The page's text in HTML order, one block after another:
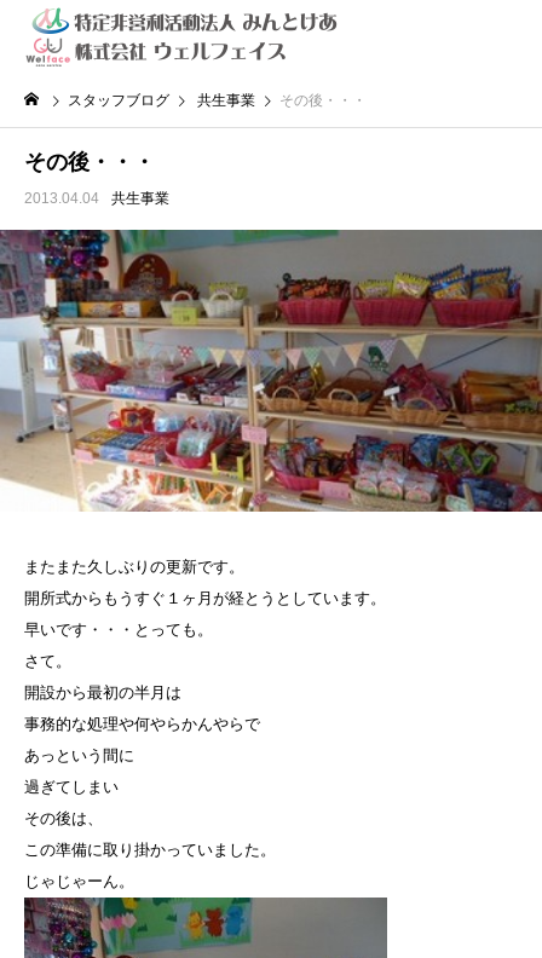
スタッフブログ 共生事業 その後・・・
その後・・・
2013.04.04 共生事業
またまた久しぶりの更新です。
開所式からもうすぐ１ヶ月が経とうとしています。
早いです・・・とっても。
さて。
開設から最初の半月は
事務的な処理や何やらかんやらで
あっという間に
過ぎてしまい
その後は、
この準備に取り掛かっていました。
じゃじゃーん。